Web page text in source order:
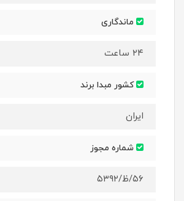
ماندگاری
۲۴ ساعت
کشور مبدا برند
ایران
شماره مجوز
۵۶/ظ/۵۳۹۲